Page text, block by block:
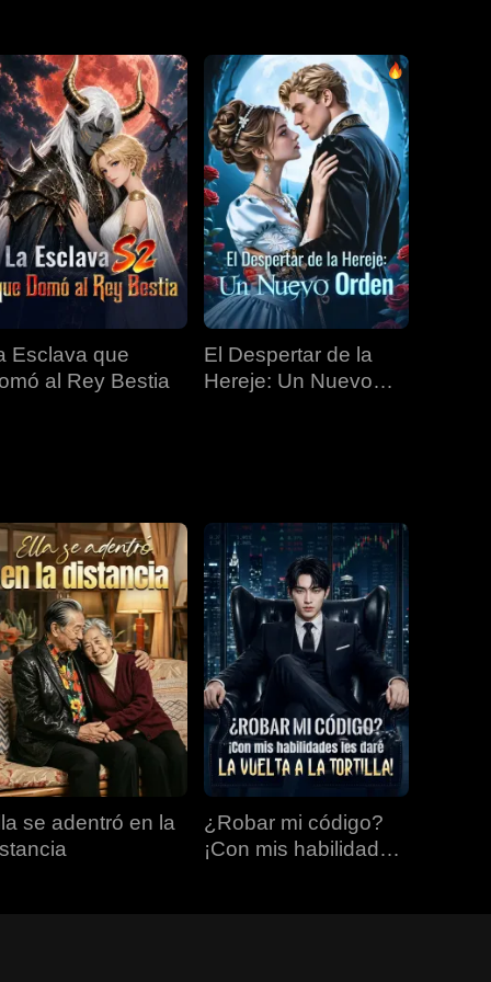
EP 34 EP 35 EP 36
EP 37 EP 38 EP 39
EP 40
Esclava que
al Rey Bestia
El Despertar de la
Hereje: Un Nuevo
se adentró en la
¿Robar mi código?
¡Con mis habilidades